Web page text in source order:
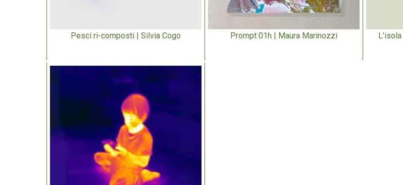
Pesci ri-composti | Silvia Cogo Prompt 01h | Maura Marinozzi